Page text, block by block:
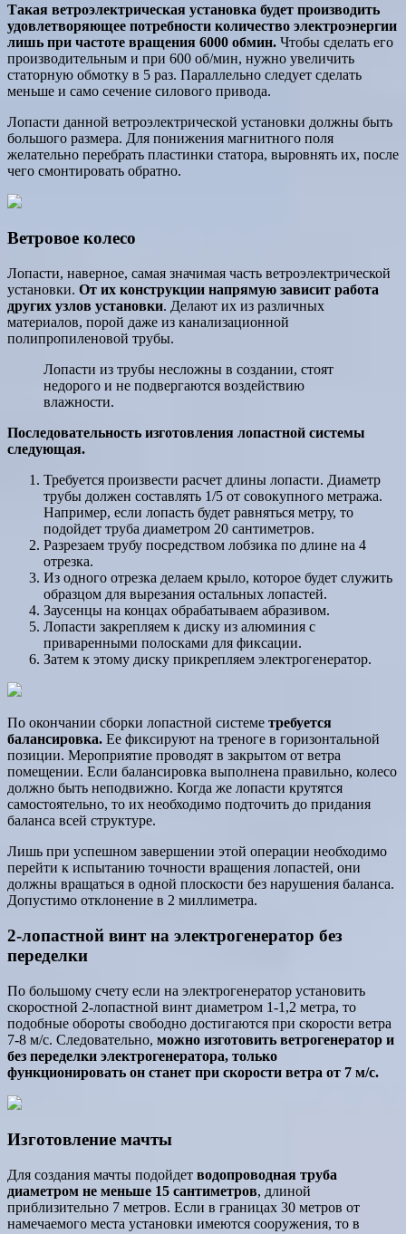
Такая ветроэлектрическая установка будет производить
удовлетворяющее потребности количество электроэнергии
лишь при частоте вращения 6000 обмин. Чтобы сделать его
производительным и при 600 об/мин, нужно увеличить
статорную обмотку в 5 раз. Параллельно следует сделать
меньше и само сечение силового привода.
Лопасти данной ветроэлектрической установки должны быть
большого размера. Для понижения магнитного поля
желательно перебрать пластинки статора, выровнять их, после
чего смонтировать обратно.
Ветровое колесо
Лопасти, наверное, самая значимая часть ветроэлектрической
установки. От их конструкции напрямую зависит работа
других узлов установки. Делают их из различных
материалов, порой даже из канализационной
полипропиленовой трубы.
Лопасти из трубы несложны в создании, стоят
недорого и не подвергаются воздействию
влажности.
Последовательность изготовления лопастной системы
следующая.
Требуется произвести расчет длины лопасти. Диаметр
трубы должен составлять 1/5 от совокупного метража.
Например, если лопасть будет равняться метру, то
подойдет труба диаметром 20 сантиметров.
Разрезаем трубу посредством лобзика по длине на 4
отрезка.
Из одного отрезка делаем крыло, которое будет служить
образцом для вырезания остальных лопастей.
Заусенцы на концах обрабатываем абразивом.
Лопасти закрепляем к диску из алюминия с
приваренными полосками для фиксации.
Затем к этому диску прикрепляем электрогенератор.
По окончании сборки лопастной системе требуется
балансировка. Ее фиксируют на треноге в горизонтальной
позиции. Мероприятие проводят в закрытом от ветра
помещении. Если балансировка выполнена правильно, колесо
должно быть неподвижно. Когда же лопасти крутятся
самостоятельно, то их необходимо подточить до придания
баланса всей структуре.
Лишь при успешном завершении этой операции необходимо
перейти к испытанию точности вращения лопастей, они
должны вращаться в одной плоскости без нарушения баланса.
Допустимо отклонение в 2 миллиметра.
2-лопастной винт на электрогенератор без
переделки
По большому счету если на электрогенератор установить
скоростной 2-лопастной винт диаметром 1-1,2 метра, то
подобные обороты свободно достигаются при скорости ветра
7-8 м/с. Следовательно, можно изготовить ветрогенератор и
без переделки электрогенератора, только
функционировать он станет при скорости ветра от 7 м/с.
Изготовление мачты
Для создания мачты подойдет водопроводная труба
диаметром не меньше 15 сантиметров, длиной
приблизительно 7 метров. Если в границах 30 метров от
намечаемого места установки имеются сооружения, то в